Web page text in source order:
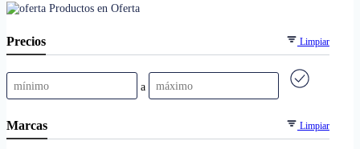
Productos en Oferta
Precios Limpiar
a
Marcas Limpiar